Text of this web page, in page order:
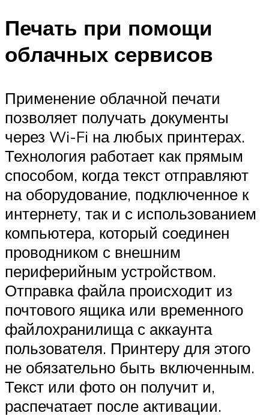
Печать при помощи
облачных сервисов
Применение облачной печати
позволяет получать документы
через Wi-Fi на любых принтерах.
Технология работает как прямым
способом, когда текст отправляют
на оборудование, подключенное к
интернету, так и с использованием
компьютера, который соединен
проводником с внешним
периферийным устройством.
Отправка файла происходит из
почтового ящика или временного
файлохранилища с аккаунта
пользователя. Принтеру для этого
не обязательно быть включенным.
Текст или фото он получит и,
распечатает после активации.